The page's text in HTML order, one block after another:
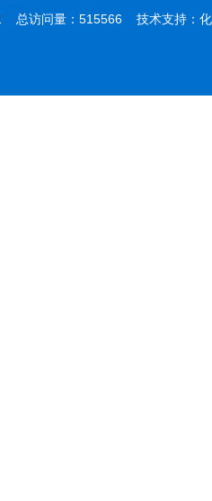
总访问量：515566 技术支持： 化